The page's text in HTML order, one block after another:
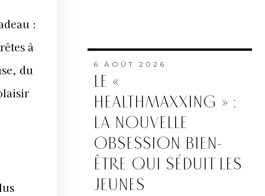
:
à
du
6 AOÛT 2026
LE «
HEALTHMAXXING » :
LA NOUVELLE
OBSESSION BIEN-
ÊTRE QUI SÉDUIT LES
JEUNES